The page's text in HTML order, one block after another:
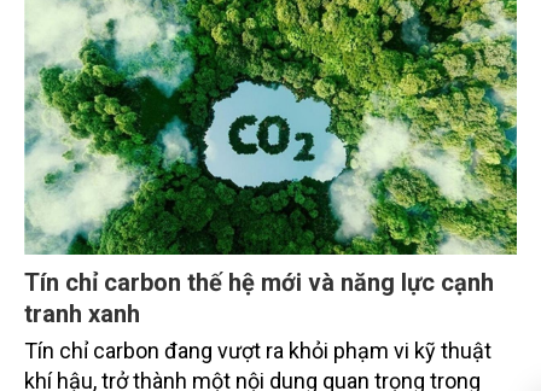
nghiệp.
Tín chỉ carbon thế hệ mới và năng lực cạnh
tranh xanh
Tín chỉ carbon đang vượt ra khỏi phạm vi kỹ thuật
khí hậu, trở thành một nội dung quan trọng trong